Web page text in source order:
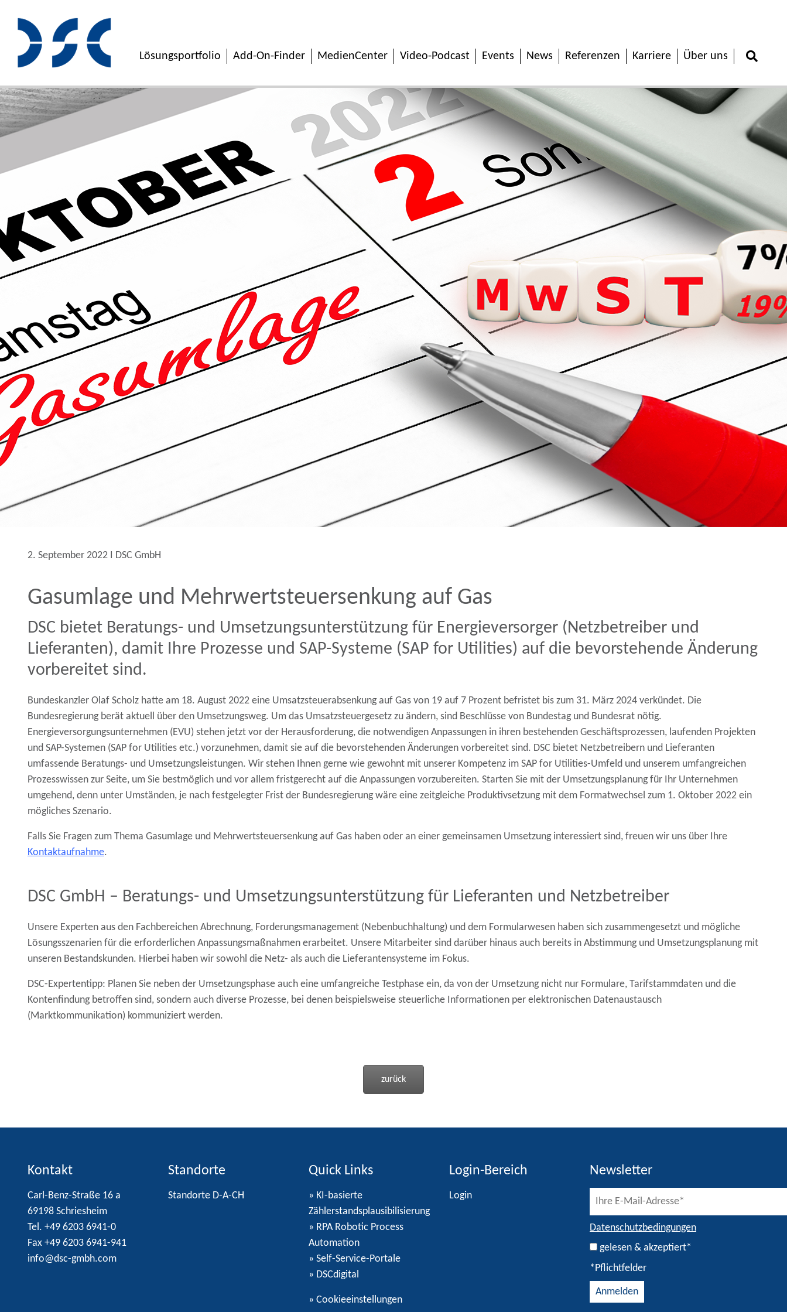
Lösungsportfolio Add-On-Finder MedienCenter Video-Podcast Events News Referenzen Karriere Über uns
2. September 2022 Ι DSC GmbH
Gasumlage und Mehrwertsteuersenkung auf Gas
DSC bietet Beratungs- und Umsetzungsunterstützung für Energieversorger (Netzbetreiber und
Lieferanten), damit Ihre Prozesse und SAP-Systeme (SAP for Utilities) auf die bevorstehende Änderung
vorbereitet sind.
Bundeskanzler Olaf Scholz hatte am 18. August 2022 eine Umsatzsteuerabsenkung auf Gas von 19 auf 7 Prozent befristet bis zum 31. März 2024 verkündet. Die
Bundesregierung berät aktuell über den Umsetzungsweg. Um das Umsatzsteuergesetz zu ändern, sind Beschlüsse von Bundestag und Bundesrat nötig.
Energieversorgungsunternehmen (EVU) stehen jetzt vor der Herausforderung, die notwendigen Anpassungen in ihren bestehenden Geschäftsprozessen, laufenden Projekten
und SAP-Systemen (SAP for Utilities etc.) vorzunehmen, damit sie auf die bevorstehenden Änderungen vorbereitet sind. DSC bietet Netzbetreibern und Lieferanten
umfassende Beratungs- und Umsetzungsleistungen. Wir stehen Ihnen gerne wie gewohnt mit unserer Kompetenz im SAP for Utilities-Umfeld und unserem umfangreichen
Prozesswissen zur Seite, um Sie bestmöglich und vor allem fristgerecht auf die Anpassungen vorzubereiten. Starten Sie mit der Umsetzungsplanung für Ihr Unternehmen
umgehend, denn unter Umständen, je nach festgelegter Frist der Bundesregierung wäre eine zeitgleiche Produktivsetzung mit dem Formatwechsel zum 1. Oktober 2022 ein
mögliches Szenario.
Falls Sie Fragen zum Thema Gasumlage und Mehrwertsteuersenkung auf Gas haben oder an einer gemeinsamen Umsetzung interessiert sind, freuen wir uns über Ihre
Kontaktaufnahme.
DSC GmbH – Beratungs- und Umsetzungsunterstützung für Lieferanten und Netzbetreiber
Unsere Experten aus den Fachbereichen Abrechnung, Forderungsmanagement (Nebenbuchhaltung) und dem Formularwesen haben sich zusammengesetzt und mögliche
Lösungsszenarien für die erforderlichen Anpassungsmaßnahmen erarbeitet. Unsere Mitarbeiter sind darüber hinaus auch bereits in Abstimmung und Umsetzungsplanung mit
unseren Bestandskunden. Hierbei haben wir sowohl die Netz- als auch die Lieferantensysteme im Fokus.
DSC-Expertentipp: Planen Sie neben der Umsetzungsphase auch eine umfangreiche Testphase ein, da von der Umsetzung nicht nur Formulare, Tarifstammdaten und die
Kontenfindung betroffen sind, sondern auch diverse Prozesse, bei denen beispielsweise steuerliche Informationen per elektronischen Datenaustausch
(Marktkommunikation) kommuniziert werden.
zurück
Kontakt
Carl-Benz-Straße 16 a
69198 Schriesheim
Tel. +49 6203 6941-0
Fax +49 6203 6941-941
info@dsc-gmbh.com
Standorte
Standorte D-A-CH
Quick Links
» KI-basierte
Zählerstandsplausibilisierung
» RPA Robotic Process
Automation
» Self-Service-Portale
» DSCdigital
» Cookieeinstellungen
Login-Bereich
Login
Newsletter
Datenschutzbedingungen
gelesen & akzeptiert*
*Pflichtfelder